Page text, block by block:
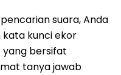
suara, Anda
kunci ekor
bersifat
tanya jawab